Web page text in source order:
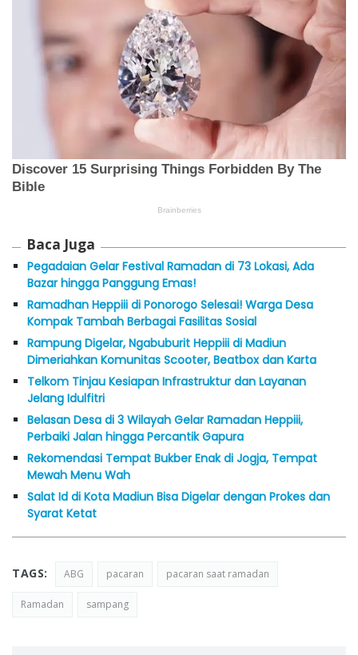
Baca Juga
Pegadaian Gelar Festival Ramadan di 73 Lokasi, Ada
Bazar hingga Panggung Emas!
Ramadhan Heppiii di Ponorogo Selesai! Warga Desa
Kompak Tambah Berbagai Fasilitas Sosial
Rampung Digelar, Ngabuburit Heppiii di Madiun
Dimeriahkan Komunitas Scooter, Beatbox dan Karta
Telkom Tinjau Kesiapan Infrastruktur dan Layanan
Jelang Idulfitri
Belasan Desa di 3 Wilayah Gelar Ramadan Heppiii,
Perbaiki Jalan hingga Percantik Gapura
Rekomendasi Tempat Bukber Enak di Jogja, Tempat
Mewah Menu Wah
Salat Id di Kota Madiun Bisa Digelar dengan Prokes dan
Syarat Ketat
TAGS: ABG pacaran pacaran saat ramadan
Ramadan sampang